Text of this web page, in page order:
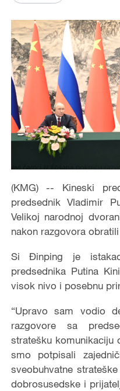
(KMG) -- Kineski
predsednik Vladimir
Velikoj narodnoj
nakon razgovora
Si Đinping je
predsednika Putina
visok nivo i posebnu
“Upravo sam vodio
razgovore sa
stratešku komunikaciju
smo potpisali
sveobuhvatne
dobrosusedske i